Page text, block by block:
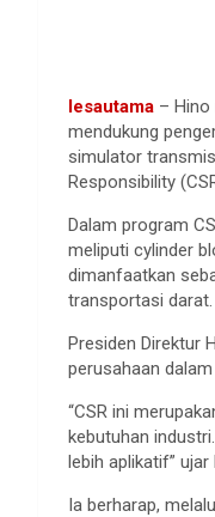
lesautama –
mendukung
simulator
Responsibility
Dalam program
meliputi cylinder
dimanfaatkan
transportasi darat.
Presiden Direktur
perusahaan
“CSR ini
kebutuhan
lebih aplikatif”
Ia berharap,